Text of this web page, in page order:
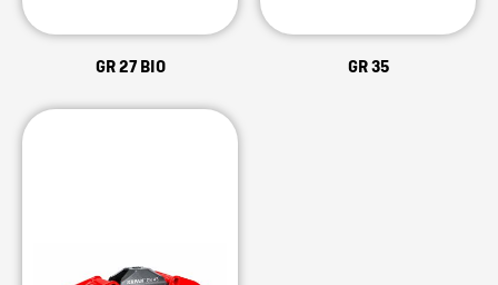
GR 27 BIO GR 35